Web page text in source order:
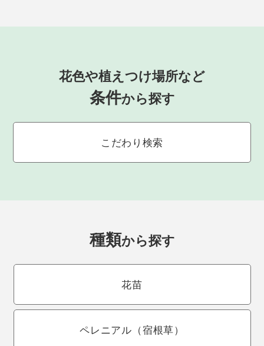
花色や植えつけ場所など
条件から探す
こだわり検索
種類から探す
花苗
ペレニアル （宿根草）